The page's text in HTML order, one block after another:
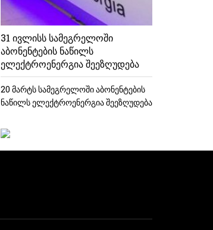
31 ივლისს სამეგრელოში
აბონენტების ნაწილს
ელექტროენერგია შეეზღუდება
20 მარტს სამეგრელოში აბონენტების
ნაწილს ელექტროენერგია შეეზღუდება